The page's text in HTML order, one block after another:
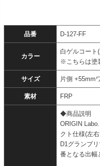
品番 D-127-FF
カラー
白ゲルコート
※こちらは塗
サイズ 片側 +55mm
素材 FRP
◆商品説明
ORIGIN
クト仕様(左
D1グランプ
番となる出幅